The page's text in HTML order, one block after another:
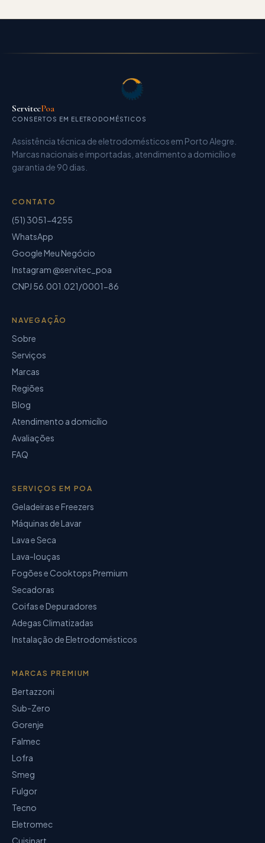
ServitecPoa
CONSERTOS EM ELETRODOMÉSTICOS
Assistência técnica de eletrodomésticosem Porto Alegre.
Marcas nacionais e importadas, atendimento a domicílio e
garantia de 90 dias
CONTATO
(51) 3051-4255
WhatsApp
Google Meu Negócio
Instagram @servitec_poa
CNPJ 56.001.021/0001-86
NAVEGAÇÃO
Sobre
Serviços
Marcas
Regiões
Blog
Atendimento a domicílio
Avaliações
FAQ
SERVIÇOS EM POA
Geladeiras e Freezers
Máquinas de Lavar
Lava e Seca
Lava-louças
Fogões e Cooktops Premium
Secadoras
Coifas e Depuradores
Adegas Climatizadas
Instalação de Eletrodomésticos
MARCAS PREMIUM
Bertazzoni
Sub-Zero
Gorenje
Falmec
Lofra
Smeg
Fulgor
Tecno
Eletromec
Cuisinart